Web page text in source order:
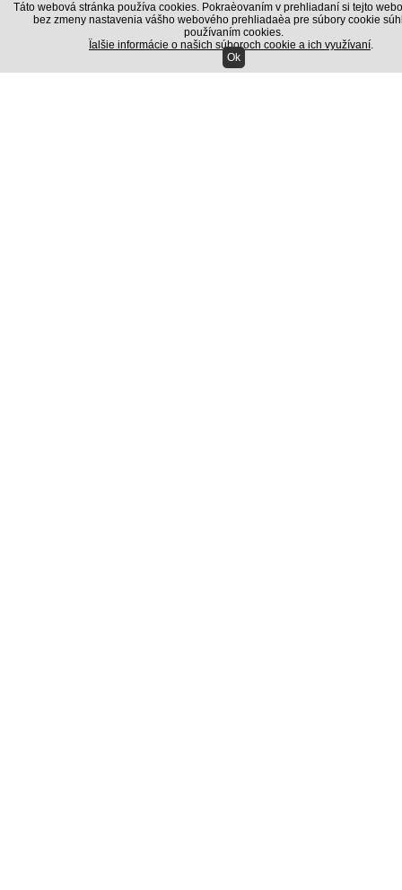
Táto webová stránka používa cookies. Pokraèovaním v prehliadaní si tejto
bez zmeny nastavenia vášho webového prehliadaèa pre súbory cookie
používaním cookies.
Ïalšie informácie o našich súboroch cookie a ich využívaní.
Ok